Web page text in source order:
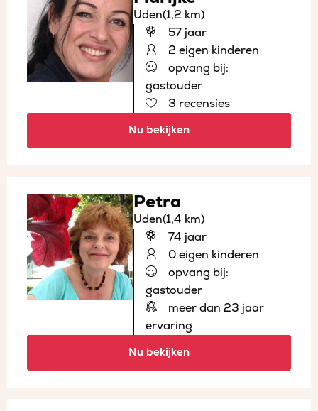
Uden(1,2 km)
57 jaar
2 eigen kinderen
opvang bij:
gastouder
3 recensies
Nu bekijken
Petra
Uden(1,4 km)
74 jaar
0 eigen kinderen
opvang bij:
gastouder
meer dan 23 jaar
ervaring
Nu bekijken